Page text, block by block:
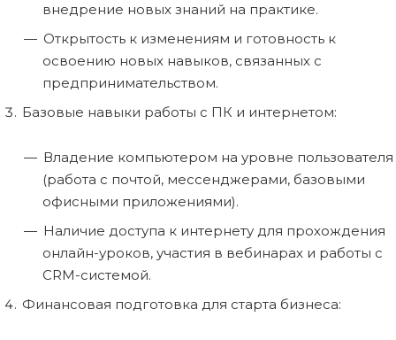
внедрение новых знаний на практике.
Открытость к изменениям и готовность к
освоению новых навыков, связанных с
предпринимательством.
Базовые навыки работы с ПК и интернетом:
Владение компьютером на уровне пользователя
(работа с почтой, мессенджерами, базовыми
офисными приложениями).
Наличие доступа к интернету для прохождения
онлайн-уроков, участия в вебинарах и работы с
CRM-системой.
Финансовая подготовка для старта бизнеса: